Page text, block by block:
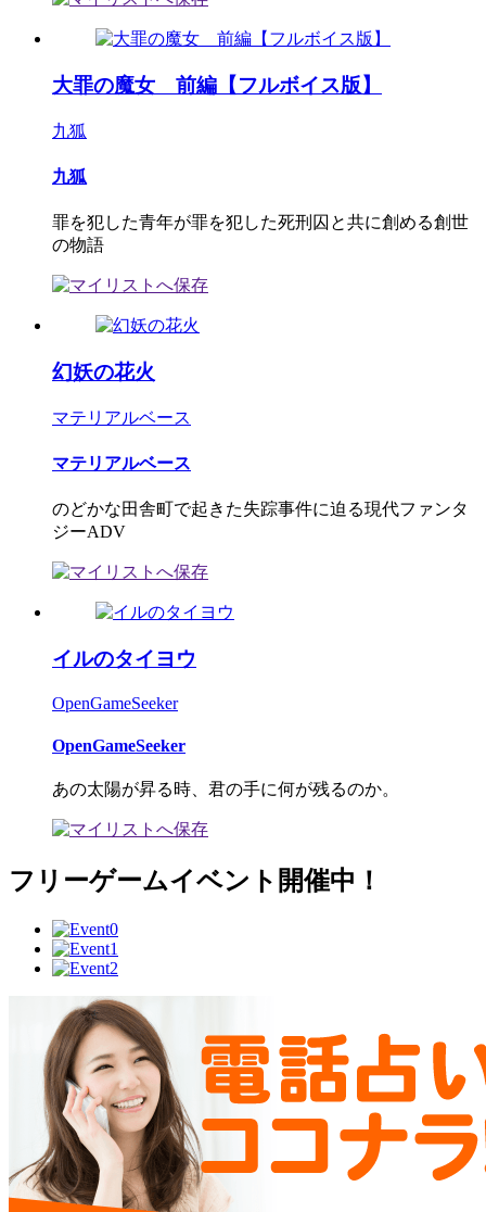
大罪の魔女 前編【フルボイス版】
九狐
九狐
罪を犯した青年が罪を犯した死刑囚と共に創める創世
の物語
幻妖の花火
マテリアルベース
マテリアルベース
のどかな田舎町で起きた失踪事件に迫る現代ファンタ
ジーADV
イルのタイヨウ
OpenGameSeeker
OpenGameSeeker
あの太陽が昇る時、君の手に何が残るのか。
フリーゲームイベント開催中！